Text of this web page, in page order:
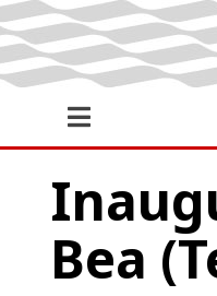
Bea